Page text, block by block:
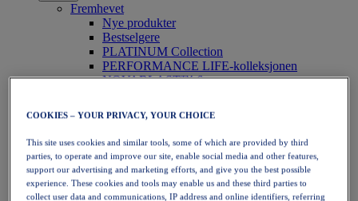
Fremhevet
Nye produkter
Bestselgere
PLATINUM Collection
PERFORMANCE LIFE-kolleksjonen
NOVABLAST™ 6
Løping
Terrengløping
Tennis
Volleyball
Håndball
Padel
Netball
COOKIES – YOUR PRIVACY, YOUR CHOICE
This site uses cookies and similar tools, some of which are provided by third
parties, to operate and improve our site, enable social media and other features,
support our advertising and marketing efforts, and give you the best possible
experience. These cookies and tools may enable us and these third parties to
collect user data and communications, IP address and online identifiers, referring